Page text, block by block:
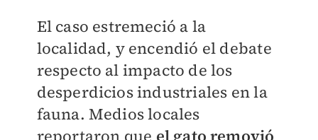
El caso estremeció a la
localidad, y encendió el debate
respecto al impacto de los
desperdicios industriales en la
fauna. Medios locales
reportaron que el gato removió